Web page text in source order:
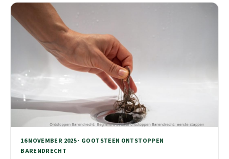
16 NOVEMBER 2025 · GOOTSTEEN ONTSTOPPEN
BARENDRECHT